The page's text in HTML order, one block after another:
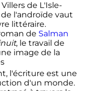
de L'Isle-
l'androïde vaut
littéraire.
de Salman
, le travail de
image de la
l'écriture est une
d'un monde.